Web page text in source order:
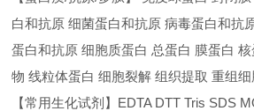
白和抗原 细菌蛋白和抗原 病毒蛋白和抗
蛋白和抗原 细胞质蛋白 总蛋白 膜蛋白
物 线粒体蛋白 细胞裂解 组织提取 重组
【常用生化试剂】EDTA DTT Tris SDS